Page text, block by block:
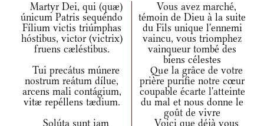
Martyr Dei, qui (quæ)
únicum Patris sequéndo
Fílium victis triúmphas
hóstibus, victor (victrix)
fruens cæléstibus.
Vous avez marché,
témoin de Dieu à la suite
du Fils unique l'ennemi
vaincu, vous triomphez
vainqueur tombé des
biens célestes
Tui precátus múnere
nostrum reátum dílue,
arcens mali contágium,
vitæ repéllens tædium.
Que la grâce de votre
prière purifie notre cœur
coupable écarte l'atteinte
du mal et nous donne le
goût de vivre
Solúta sunt iam
Voici que déjà vous